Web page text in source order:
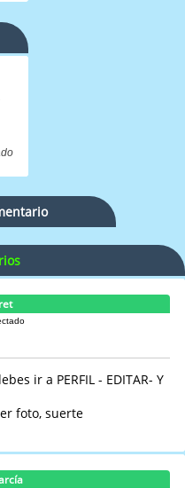
ir a PERFIL - EDITAR- Y
foto, suerte